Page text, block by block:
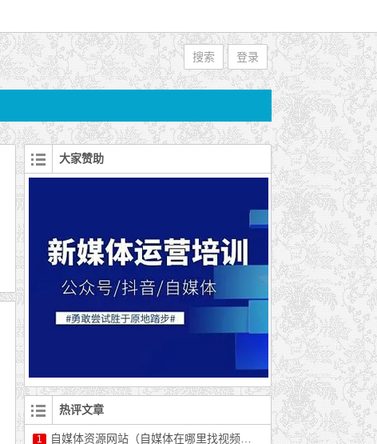
搜索 登录
大家赞助
热评文章
1 自媒体资源网站（自媒体在哪里找视频资源）